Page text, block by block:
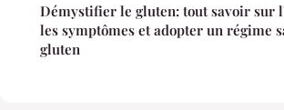
Démystifier le gluten: tout savoir sur
les symptômes et adopter un régime
gluten